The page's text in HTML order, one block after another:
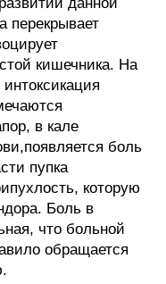
перекрывает
кишечника. На
в кале
боль
пупка
которую
Боль в
что больной
обращается